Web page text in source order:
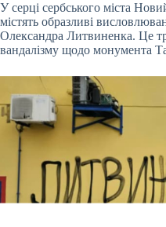
У серці сербського міста
містять образливі
Олександра Литвиненка. Це
вандалізму щодо монумента